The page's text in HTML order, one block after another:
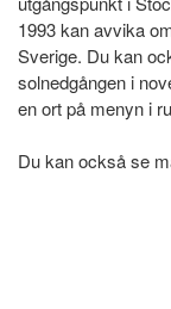
1993 kan avvika
Sverige. Du kan
solnedgången i
en ort på menyn i
Du kan också se